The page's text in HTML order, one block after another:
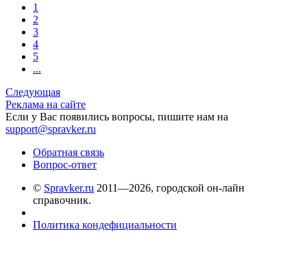
1
2
3
4
5
...
Следующая
Реклама на сайте
Если у Вас появились вопросы, пишите нам на
support@spravker.ru
Обратная связь
Вопрос-ответ
© Spravker.ru 2011—2026, городской он-лайн
справочник.
Политика кондефициальности